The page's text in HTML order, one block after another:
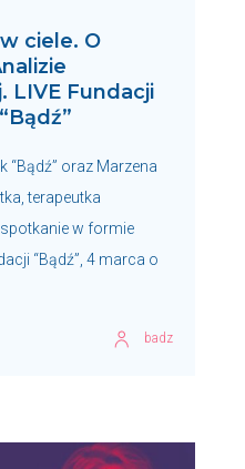
ciele. O
LIVE Fundacji
“Bądź” oraz Marzena
terapeutka
w formie
“Bądź”, 4 marca o
badz